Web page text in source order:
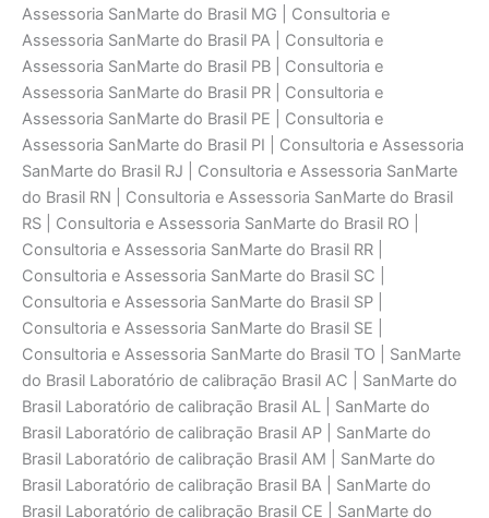
Assessoria SanMarte do Brasil MG | Consultoria e
Assessoria SanMarte do Brasil PA | Consultoria e
Assessoria SanMarte do Brasil PB | Consultoria e
Assessoria SanMarte do Brasil PR | Consultoria e
Assessoria SanMarte do Brasil PE | Consultoria e
Assessoria SanMarte do Brasil PI | Consultoria e Assessoria
SanMarte do Brasil RJ | Consultoria e Assessoria SanMarte
do Brasil RN | Consultoria e Assessoria SanMarte do Brasil
RS | Consultoria e Assessoria SanMarte do Brasil RO |
Consultoria e Assessoria SanMarte do Brasil RR |
Consultoria e Assessoria SanMarte do Brasil SC |
Consultoria e Assessoria SanMarte do Brasil SP |
Consultoria e Assessoria SanMarte do Brasil SE |
Consultoria e Assessoria SanMarte do Brasil TO | SanMarte
do Brasil Laboratório de calibraçāo Brasil AC | SanMarte do
Brasil Laboratório de calibraçāo Brasil AL | SanMarte do
Brasil Laboratório de calibraçāo Brasil AP | SanMarte do
Brasil Laboratório de calibraçāo Brasil AM | SanMarte do
Brasil Laboratório de calibraçāo Brasil BA | SanMarte do
Brasil Laboratório de calibraçāo Brasil CE | SanMarte do